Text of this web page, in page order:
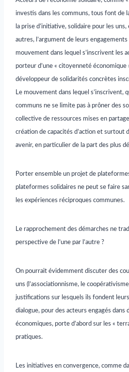
investis dans les communs, tous font de
la prise d’initiative, solidaire pour les
autres, l’argument de leurs
mouvement dans lequel s’inscrivent les
porteur d’une « citoyenneté économique
développeur de solidarités concrètes
Le mouvement dans lequel s’inscrivent,
communs ne se limite pas à prôner des
collective de ressources mises en
création de capacités d’action et surtout
avenir, en particulier de la part des plus
Porter ensemble un projet de
plateformes solidaires ne peut se faire
les expériences réciproques communes.
Le rapprochement des démarches ne
perspective de l’une par l’autre ?
On pourrait évidemment discuter des
uns (l’associationnisme, le
justifications sur lesquels ils fondent
dialogue, pour des acteurs engagés dans
économiques, porte d’abord sur les «
pratiques.
Les initiatives en convergence, comme